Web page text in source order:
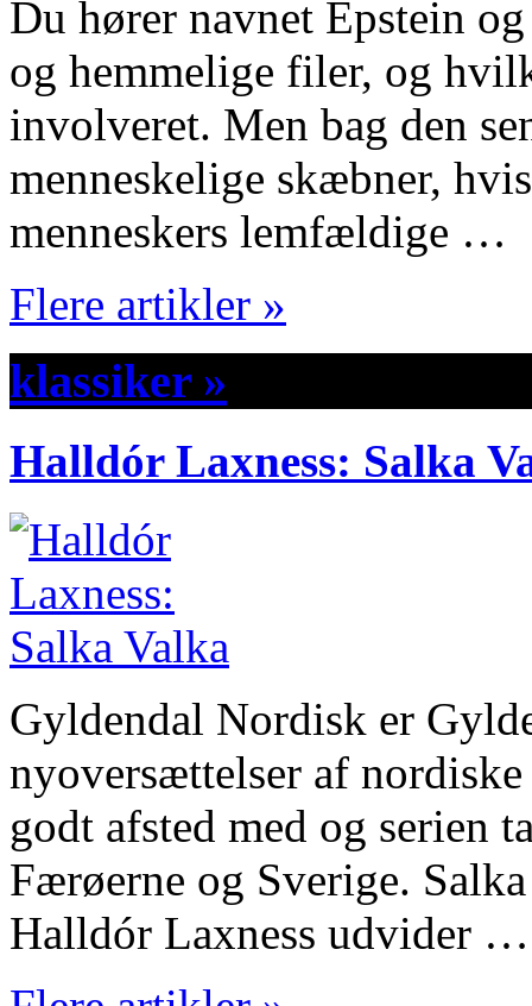
Du hører navnet Epstein
og hemmelige filer, og
involveret. Men bag den
menneskelige skæbner,
menneskers lemfældige …
Flere artikler »
klassiker »
Halldór Laxness: Salka
Gyldendal Nordisk er
nyoversættelser af
godt afsted med og serien
Færøerne og Sverige.
Halldór Laxness udvider …